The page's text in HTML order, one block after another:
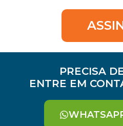
PRECISA
ENTRE EM